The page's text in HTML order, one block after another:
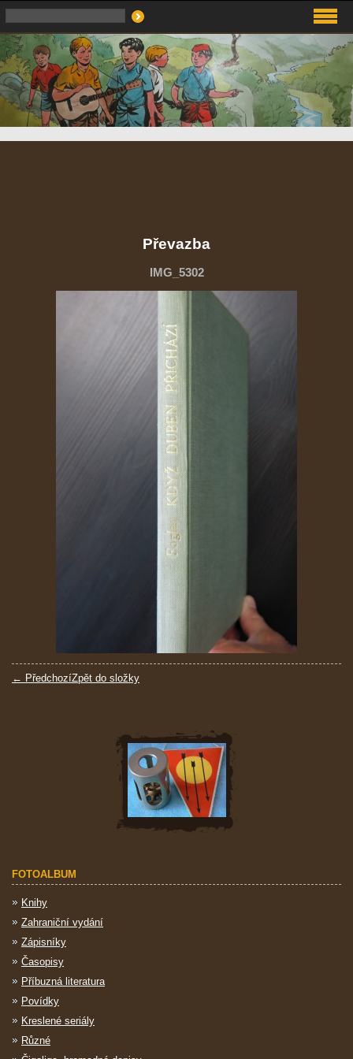
Převazba
IMG_5302
← PředchozíZpět do složky
FOTOALBUM
Knihy
Zahraniční vydání
Zápisníky
Časopisy
Příbuzná literatura
Povídky
Kreslené seriály
Různé